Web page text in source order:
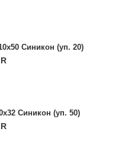
Синикон (уп. 20)
Синикон (уп. 50)